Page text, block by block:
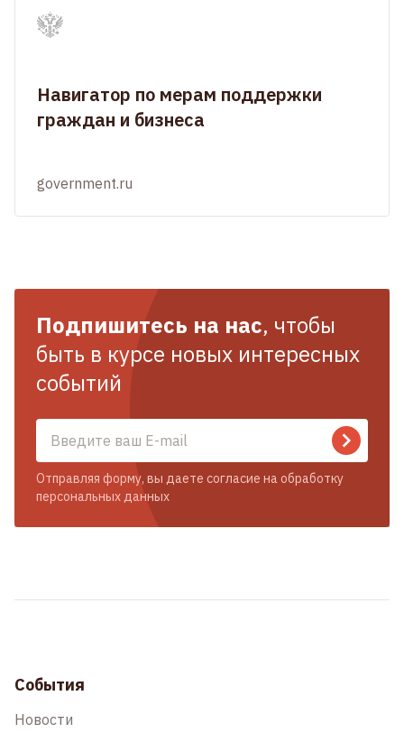
Навигатор по мерам поддержки
граждан и бизнеса
government.ru
Подпишитесь на нас, чтобы
быть в курсе новых интересных
событий
Отправляя форму, вы даете согласие на обработку
персональных данных
События
Новости